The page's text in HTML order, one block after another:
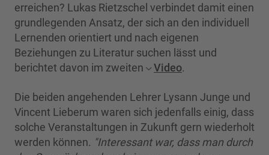
erreichen? Lukas Rietzschel verbindet damit einen
grundlegenden Ansatz, der sich an den individuell
Lernenden orientiert und nach eigenen
Beziehungen zu Literatur suchen lässt und
berichtet davon im zweiten
Video.
Die beiden angehenden Lehrer Lysann Junge und
Vincent Lieberum waren sich jedenfalls einig, dass
solche Veranstaltungen in Zukunft gern wiederholt
werden können. "Interessant war, dass man durch